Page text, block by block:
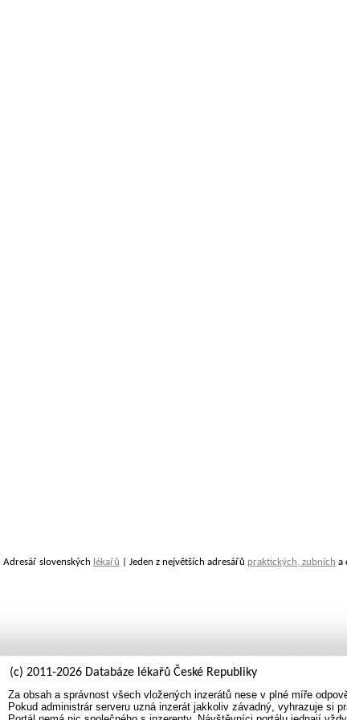
Adresář slovenských lékařů | Jeden z největších adresářů praktických, zubních a
(c) 2011-2026 Databáze lékařů České Republiky
Za obsah a správnost všech vložených inzerátů nese v plné míře
Pokud administrár serveru uzná inzerát jakkoliv závadný, vyhrazuje si